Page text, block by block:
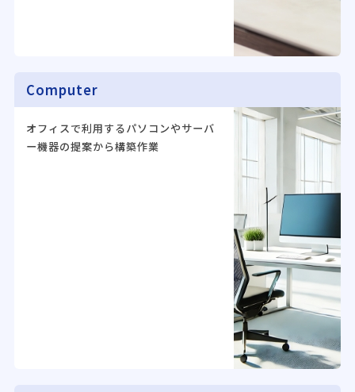
Computer
オフィスで利用するパソコンやサーバ
ー機器の提案から構築作業